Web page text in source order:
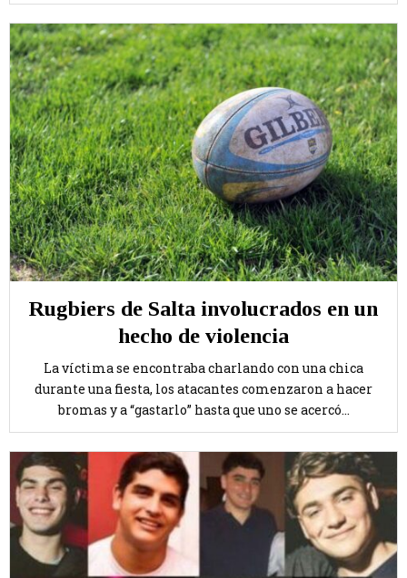
Rugbiers de Salta involucrados en un
hecho de violencia
La víctima se encontraba charlando con una chica
durante una fiesta, los atacantes comenzaron a hacer
bromas y a “gastarlo” hasta que uno se acercó...